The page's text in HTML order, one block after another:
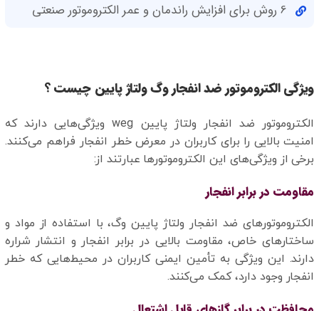
6 روش برای افزایش راندمان و عمر الکتروموتور صنعتی
ویژگی الکتروموتور ضد انفجار وگ ولتاژ پایین چیست ؟
الکتروموتور ضد انفجار ولتاژ پایین weg ویژگی‌هایی دارند که
امنیت بالایی را برای کاربران در معرض خطر انفجار فراهم می‌کنند.
برخی از ویژگی‌های این الکتروموتورها عبارتند از:
مقاومت در برابر انفجار
الکتروموتورهای ضد انفجار ولتاژ پایین وگ، با استفاده از مواد و
ساختارهای خاص، مقاومت بالایی در برابر انفجار و انتشار شراره
دارند. این ویژگی به تأمین ایمنی کاربران در محیط‌هایی که خطر
انفجار وجود دارد، کمک می‌کنند.